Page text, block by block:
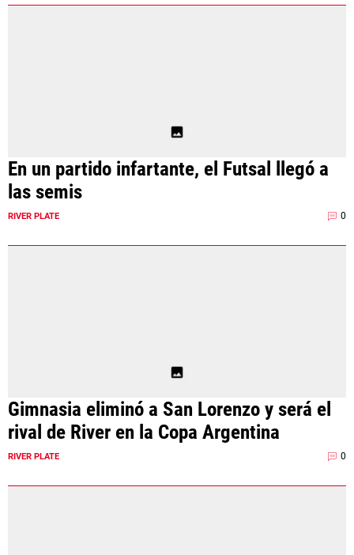
En un partido infartante, el Futsal llegó a
las semis
RIVER PLATE 0
Gimnasia eliminó a San Lorenzo y será el
rival de River en la Copa Argentina
RIVER PLATE 0